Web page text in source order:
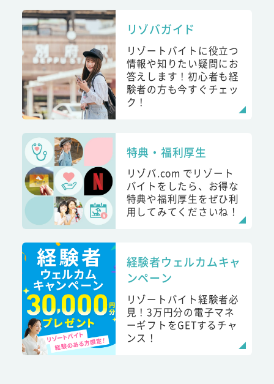
リゾバガイド
リゾートバイトに役立つ
情報や知りたい疑問にお
答えします！初心者も経
験者の方も今すぐチェッ
ク！
特典・福利厚生
リゾバ.com でリゾート
バイトをしたら、お得な
特典や福利厚生をぜひ利
用してみてくださいね！
経験者ウェルカムキャ
ンペーン
リゾートバイト経験者必
見！3万円分の電子マネ
ーギフトをGETするチャ
ンス！